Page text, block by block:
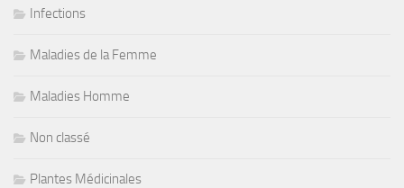
Infections
Maladies de la Femme
Maladies Homme
Non classé
Plantes Médicinales